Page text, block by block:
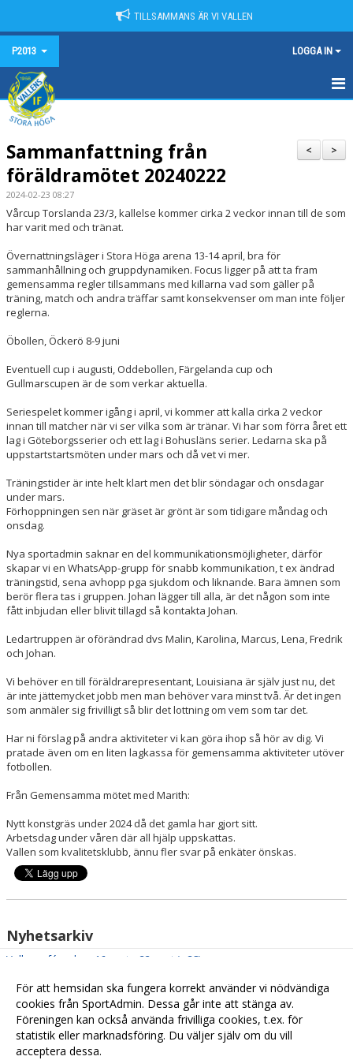
TILLSAMMANS ÄR VI VALLEN
P2013 LOGGA IN
HEM
NYHETER
KALENDER
MATCHER
TRUPPEN
BILDGALLERI
DOKUMENT
>
<
Sammanfattning från
föräldramötet 20240222
2024-02-23 08:27
Vårcup Torslanda 23/3, kallelse kommer cirka 2 veckor innan till de som
har varit med och tränat.
Övernattningsläger i Stora Höga arena 13-14 april, bra för
sammanhållning och gruppdynamiken. Focus ligger på att ta fram
gemensamma regler tillsammans med killarna vad som gäller på
träning, match och andra träffar samt konsekvenser om man inte följer
reglerna.
Öbollen, Öckerö 8-9 juni
Eventuell cup i augusti, Oddebollen, Färgelanda cup och
Gullmarscupen är de som verkar aktuella.
Seriespelet kommer igång i april, vi kommer att kalla cirka 2 veckor
innan till matcher när vi ser vilka som är tränar. Vi har som förra året ett
lag i Göteborgsserier och ett lag i Bohusläns serier. Ledarna ska på
uppstartstartsmöten under mars och då vet vi mer.
Träningstider är inte helt klart men det blir söndagar och onsdagar
under mars.
Förhoppningen sen när gräset är grönt är som tidigare måndag och
onsdag.
Nya sportadmin saknar en del kommunikationsmöjligheter, därför
skapar vi en WhatsApp-grupp för snabb kommunikation, t ex ändrad
träningstid, sena avhopp pga sjukdom och liknande. Bara ämnen som
berör flera tas i gruppen. Johan lägger till alla, är det någon som inte
fått inbjudan eller blivit tillagd så kontakta Johan.
Ledartruppen är oförändrad dvs Malin, Karolina, Marcus, Lena, Fredrik
och Johan.
Vi behöver en till föräldrarepresentant, Louisiana är själv just nu, det
är inte jättemycket jobb men man behöver vara minst två. Är det ingen
som anmäler sig frivilligt så blir det lottning om vem som tar det.
Har ni förslag på andra aktiviteter vi kan göra ihop så hör av dig. Vi
pratade även om en liten lagkassa för gemensamma aktiviteter utöver
fotbollen.
Från Gemensamma mötet med Marith:
Nytt konstgräs under 2024 då det gamla har gjort sitt.
Arbetsdag under våren där all hjälp uppskattas.
Vallen som kvalitetsklubb, ännu fler svar på enkäter önskas.
Nyhetsarkiv
Vallencaféveckan 16 sept – 22 sept (v 38)
Utomhusträning idag 2024-02-25 11:47
Sammanfattning från föräldramötet 20240222 2024-02-23 08:27
Lite info om säsongen 2024 2024-02-22 15:26
För att hemsidan ska fungera korrekt använder vi nödvändiga
cookies från SportAdmin. Dessa går inte att stänga av.
Föreningen kan också använda frivilliga cookies, t.ex. för
statistik eller marknadsföring. Du väljer själv om du vill
acceptera dessa.